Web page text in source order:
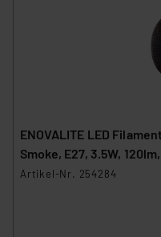
ENOVALITE LED
Smoke, E27, 3.5W,
Artikel-Nr. 254284